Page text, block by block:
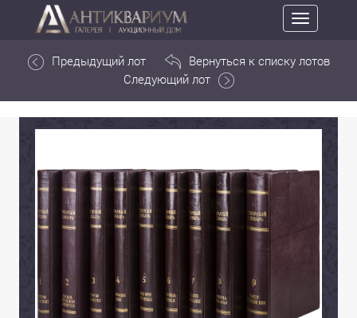
Toggle
navigation
Предыдущий лот
Вернуться к списку лотов
Следующий лот